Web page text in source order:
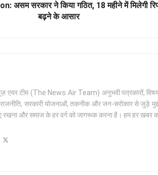
सरकार ने किया गठित, 18 महीने में मिलेगी
बढ़ने के आसार
एयर टीम (The News Air Team) अनुभवी पत्रकारों, विषय
सरकारी योजनाओं, तकनीक और जन-सरोकार से जुड़े
रखना और समाज के हर वर्ग को जागरूक करना है। हम हर खबर